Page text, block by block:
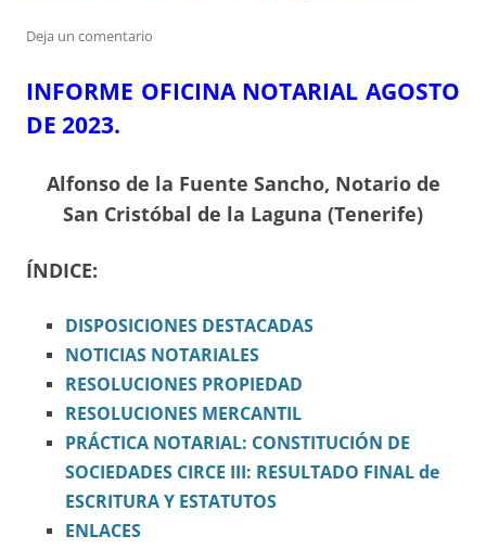
Deja un comentario
INFORME OFICINA NOTARIAL AGOSTO
DE 2023.
Alfonso de la Fuente Sancho, Notario de
San Cristóbal de la Laguna (Tenerife)
ÍNDICE:
DISPOSICIONES DESTACADAS
NOTICIAS NOTARIALES
RESOLUCIONES PROPIEDAD
RESOLUCIONES MERCANTIL
PRÁCTICA NOTARIAL: CONSTITUCIÓN DE
SOCIEDADES CIRCE III: RESULTADO FINAL de
ESCRITURA Y ESTATUTOS
ENLACES